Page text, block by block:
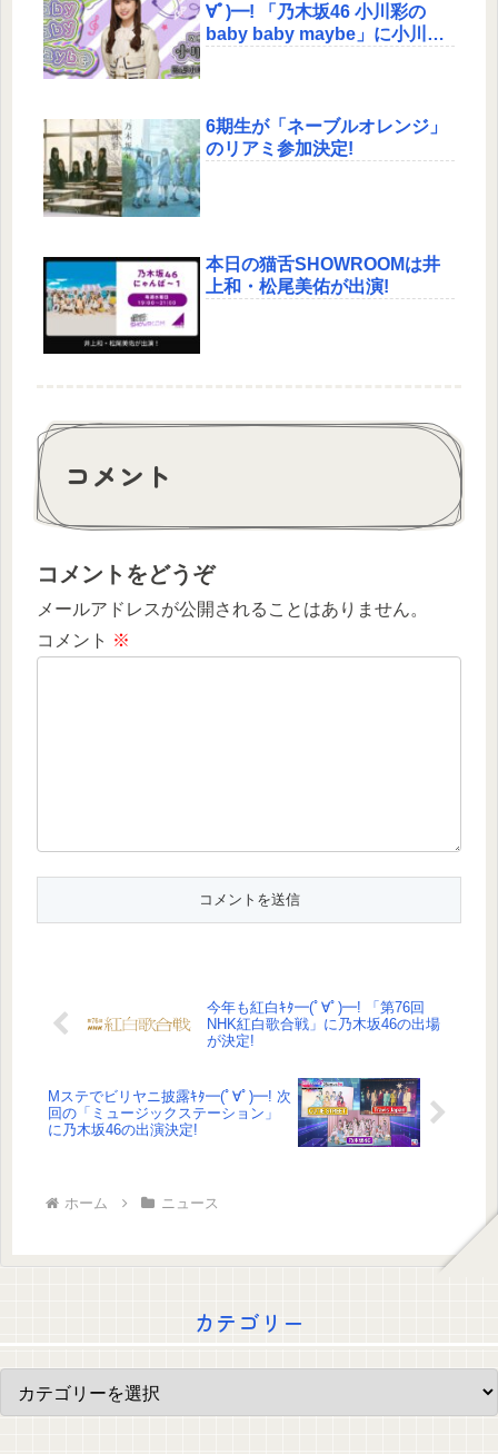
∀ﾟ)━! 「乃木坂46 小川彩の
baby baby maybe」に小川彩
6期生が「ネーブルオレンジ」
のリアミ参加決定!
本日の猫舌SHOWROOMは井
上和・松尾美佑が出演!
コメント
コメントをどうぞ
メールアドレスが公開されることはありません。
コメント ※
今年も紅白ｷﾀ━(ﾟ∀ﾟ)━! 「第76回
NHK紅白歌合戦」に乃木坂46の出場
が決定!
Mステでビリヤニ披露ｷﾀ━(ﾟ∀ﾟ)━! 次
回の「ミュージックステーション」
に乃木坂46の出演決定!
ホーム ニュース
カテゴリー